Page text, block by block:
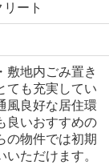
ート
敷地内ごみ置き
ても充実してい
風良好な居住環
良いおすすめの
の物件では初期
ただけます。